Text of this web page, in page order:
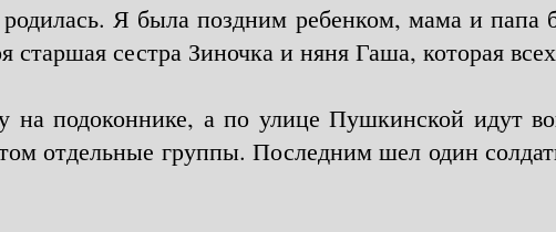
Я была поздним ребенком, мама и
сестра Зиночка и няня Гаша, которая
на подоконнике, а по улице Пушкинской идут
отдельные группы. Последним шел один